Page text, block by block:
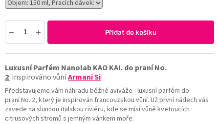
Přidat do košíku
Luxusní Parfém Nanolab KAO KAI. do praníNo.
2 inspirováno vůníArmani Si
Představujeme vám náhradu běžné aviváže - luxusní parfém do
praní No. 2, který je inspirován francouzskou vůní. Už první nádech vás
zavede na slunnou italskou riviéru, kde se mísí vůně kvetoucích
citrusových stromů s jemným vánkem moře.